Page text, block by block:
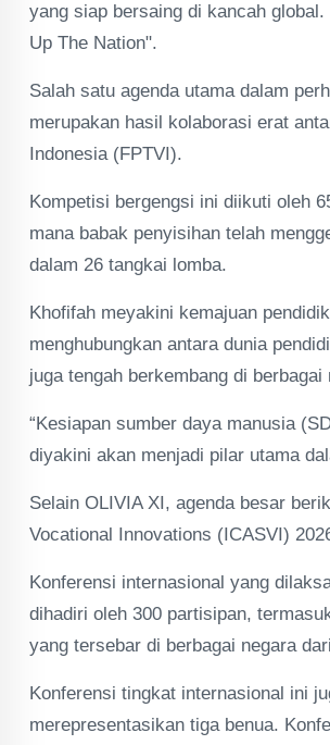
yang siap bersaing di kancah
Up The Nation".
Salah satu agenda utama dalam
merupakan hasil kolaborasi erat
Indonesia (FPTVI).
Kompetisi bergengsi ini diikuti oleh
mana babak penyisihan telah
dalam 26 tangkai lomba.
Khofifah meyakini kemajuan
menghubungkan antara dunia
juga tengah berkembang di berbagai
“Kesiapan sumber daya manusia
diyakini akan menjadi pilar utama
Selain OLIVIA XI, agenda besar
Vocational Innovations (ICASVI)
Konferensi internasional yang
dihadiri oleh 300 partisipan,
yang tersebar di berbagai negara
Konferensi tingkat internasional ini
merepresentasikan tiga benua.